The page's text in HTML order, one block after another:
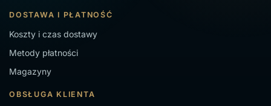
DOSTAWA I PŁATNOŚĆ
Koszty i czas dostawy
Metody płatności
Magazyny
OBSŁUGA KLIENTA